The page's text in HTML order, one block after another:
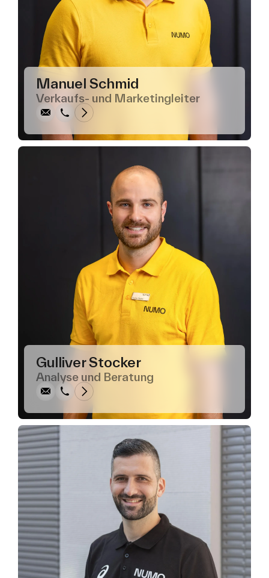
Manuel Schmid
Verkaufs- und Marketingleiter
SchreibenKopieren
AnrufenKopieren
Gulliver Stocker
Analyse und Beratung
SchreibenKopieren
AnrufenKopieren